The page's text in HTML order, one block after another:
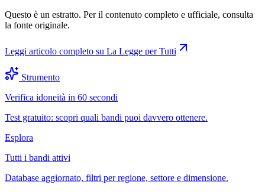
Questo è un estratto. Per il contenuto completo e ufficiale, consulta
la fonte originale.
Leggi articolo completo su La Legge per Tutti
Strumento
Verifica idoneità in 60 secondi
Test gratuito: scopri quali bandi puoi davvero ottenere.
Esplora
Tutti i bandi attivi
Database aggiornato, filtri per regione, settore e dimensione.